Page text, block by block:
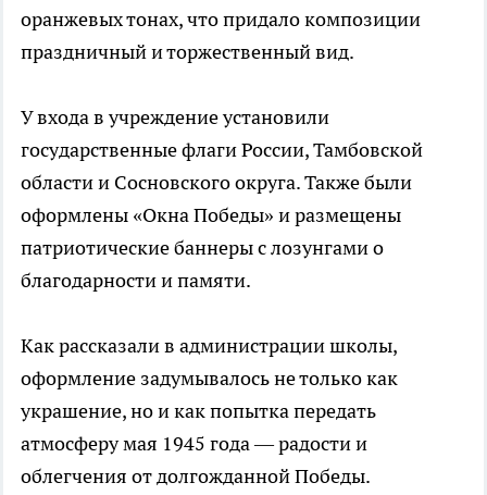
оранжевых тонах, что придало композиции
праздничный и торжественный вид.
У входа в учреждение установили
государственные флаги России, Тамбовской
области и Сосновского округа. Также были
оформлены «Окна Победы» и размещены
патриотические баннеры с лозунгами о
благодарности и памяти.
Как рассказали в администрации школы,
оформление задумывалось не только как
украшение, но и как попытка передать
атмосферу мая 1945 года — радости и
облегчения от долгожданной Победы.